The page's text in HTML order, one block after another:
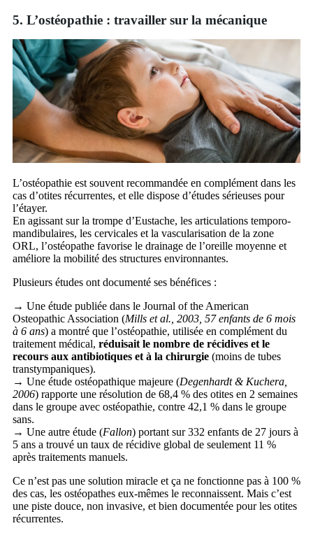
5. L’ostéopathie : travailler sur la mécanique
L’ostéopathie est souvent recommandée en complément dans les
cas d’otites récurrentes, et elle dispose d’études sérieuses pour
l’étayer.
En agissant sur la trompe d’Eustache, les articulations temporo-
mandibulaires, les cervicales et la vascularisation de la zone
ORL, l’ostéopathe favorise le drainage de l’oreille moyenne et
améliore la mobilité des structures environnantes.
Plusieurs études ont documenté ses bénéfices :
→ Une étude publiée dans le Journal of the American
Osteopathic Association (Mills et al., 2003, 57 enfants de 6 mois
à 6 ans) a montré que l’ostéopathie, utilisée en complément du
traitement médical, réduisait le nombre de récidives et le
recours aux antibiotiques et à la chirurgie (moins de tubes
transtympaniques).
→ Une étude ostéopathique majeure (Degenhardt & Kuchera,
2006) rapporte une résolution de 68,4 % des otites en 2 semaines
dans le groupe avec ostéopathie, contre 42,1 % dans le groupe
sans.
→ Une autre étude (Fallon) portant sur 332 enfants de 27 jours à
5 ans a trouvé un taux de récidive global de seulement 11 %
après traitements manuels.
Ce n’est pas une solution miracle et ça ne fonctionne pas à 100 %
des cas, les ostéopathes eux-mêmes le reconnaissent. Mais c’est
une piste douce, non invasive, et bien documentée pour les otites
récurrentes.